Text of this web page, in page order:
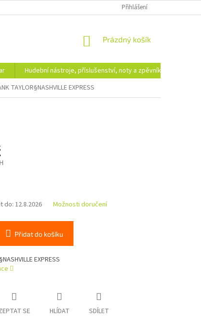
OCHRANY OSOBNÍCH ÚDAJŮ DOPRAVA A PLATBA
Přihlášení
NÁKUPNÍ
Prázdný košík
Hudební nástroje, příslušenství, noty a zpěvníky
TAYLOR§NASHVILLE EXPRESS
do: 12.8.2026 Možnosti doručení
Přidat do košíku
EXPRESS
SE HLÍDAT SDÍLET